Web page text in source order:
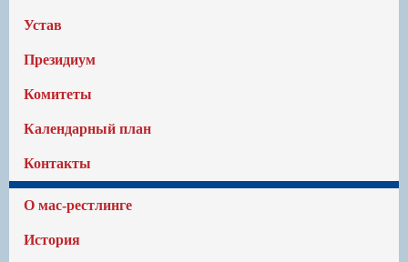
Устав
Президиум
Комитеты
Календарный план
Контакты
О мас-рестлинге
История